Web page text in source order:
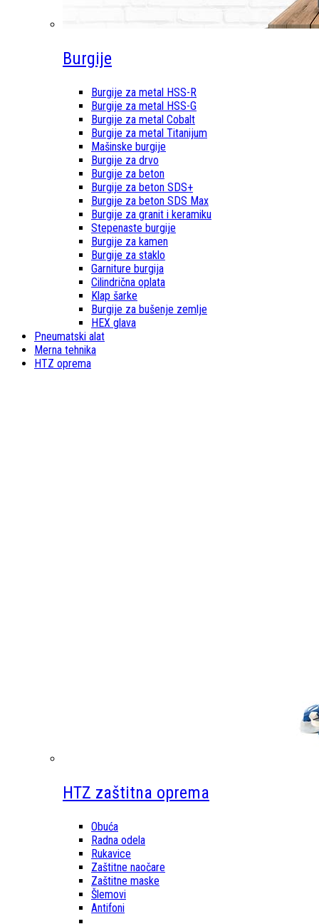
Burgije
Burgije za metal HSS-R
Burgije za metal HSS-G
Burgije za metal Cobalt
Burgije za metal Titanijum
Mašinske burgije
Burgije za drvo
Burgije za beton
Burgije za beton SDS+
Burgije za beton SDS Max
Burgije za granit i keramiku
Stepenaste burgije
Burgije za kamen
Burgije za staklo
Garniture burgija
Cilindrična oplata
Klap šarke
Burgije za bušenje zemlje
HEX glava
Pneumatski alat
Merna tehnika
HTZ oprema
HTZ zaštitna oprema
Obuća
Radna odela
Rukavice
Zaštitne naočare
Zaštitne maske
Šlemovi
Antifoni